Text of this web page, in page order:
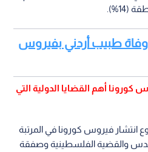
وفاة طبيب أردني بفيروس
أهم القضايا الدولية التي
انتشار فيروس كورونا في المرتبة
القدس والقضية الفلسطينية وصفقة